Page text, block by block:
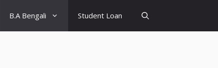
B.A Bengali Student Loan